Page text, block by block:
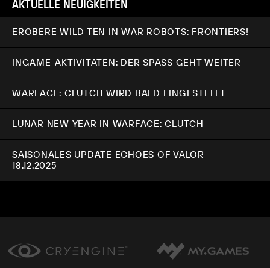
AKTUELLE NEUIGKEITEN
EROBERE WILD TEN IN WAR ROBOTS: FRONTIERS!
INGAME-AKTIVITÄTEN: DER SPASS GEHT WEITER
WARFACE: CLUTCH WIRD BALD EINGESTELLT
LUNAR NEW YEAR IN WARFACE: CLUTCH
SAISONALES UPDATE ECHOES OF VALOR -
18.12.2025